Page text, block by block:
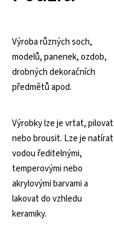
Výroba různých soch,
modelů, panenek, ozdob,
drobných dekoračních
předmětů apod.
Výrobky lze je vrtat, pilovat
nebo brousit. Lze je natírat
vodou ředitelnými,
temperovými nebo
akrylovými barvami a
lakovat do vzhledu
keramiky.